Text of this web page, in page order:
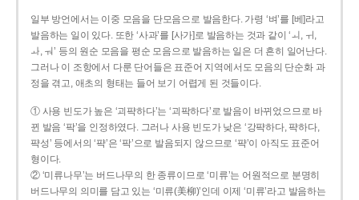
일부 방언에서는 이중 모음을 단모음으로 발음한다. 가령 ‘벼’를 [베]라고
발음하는 일이 있다. 또한 ‘사과’를 [사가]로 발음하는 것과 같이 ‘ㅚ, ㅟ,
ㅘ, ㅝ’ 등의 원순 모음을 평순 모음으로 발음하는 일은 더 흔히 일어난다.
그러나 이 조항에서 다룬 단어들은 표준어 지역에서도 모음의 단순화 과
정을 겪고, 애초의 형태는 들어 보기 어렵게 된 것들이다.
① 사용 빈도가 높은 ‘괴퍅하다’는 ‘괴팍하다’로 발음이 바뀌었으므로 바
뀐 발음 ‘팍’을 인정하였다. 그러나 사용 빈도가 낮은 ‘강퍅하다, 퍅하다,
퍅성’ 등에서의 ‘퍅’은 ‘팍’으로 발음되지 않으므로 ‘퍅’이 아직도 표준어
형이다.
② ‘미류나무’는 버드나무의 한 종류이므로 ‘미류’는 어원적으로 분명히
버드나무의 의미를 담고 있는 ‘미류(美柳)’인데 이제 ‘미류’라고 발음하는